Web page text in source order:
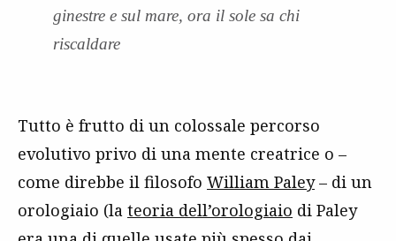
ginestre e sul mare, ora il sole sa chi
riscaldare
Tutto è frutto di un colossale percorso
evolutivo privo di una mente creatrice o –
come direbbe il filosofo William Paley– di un
orologiaio (la teoria dell’orologiaio di Paley